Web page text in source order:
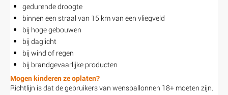
gedurende droogte
binnen een straal van 15 km van een vliegveld
bij hoge gebouwen
bij daglicht
bij wind of regen
bij brandgevaarlijke producten
Mogen kinderen ze oplaten?
Richtlijn is dat de gebruikers van wensballonnen 18+ moeten zijn.